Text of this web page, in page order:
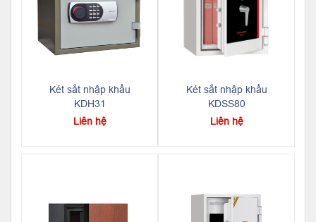
Két sắt nhập khẩu
KDH31
Liên hệ
Két sắt nhập khẩu
KDSS80
Liên hệ